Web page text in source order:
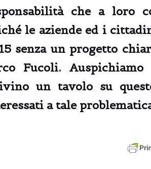
che a loro
le aziende ed i
senza un progetto
Fucoli.
un tavolo su
a tale